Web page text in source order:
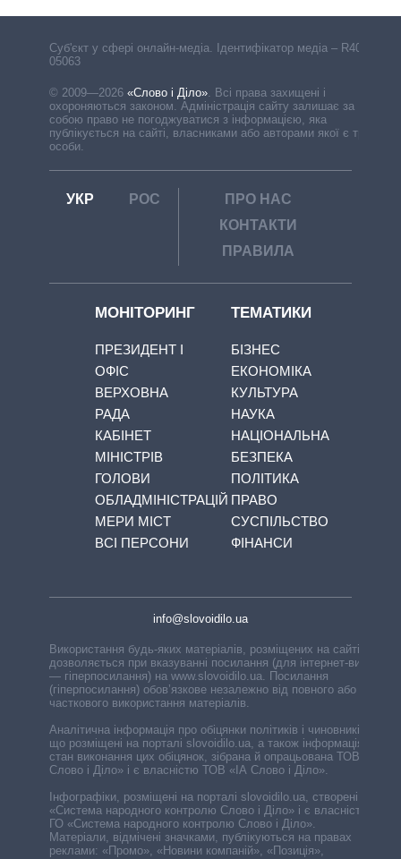
Cуб'єкт у сфері онлайн-медіа. Ідентифікатор медіа – R40-
05063
© 2009—2026 «Слово і Діло» Всі права захищені і
охороняються законом. Адміністрація сайту залишає за
собою право не погоджуватися з інформацією, яка
публікується на сайті, власниками або авторами якої є треті
особи.
УКР РОС
ПРО НАС
КОНТАКТИ
ПРАВИЛА
МОНІТОРИНГ
ПРЕЗИДЕНТ І
ОФІС
ВЕРХОВНА
РАДА
КАБІНЕТ
МІНІСТРІВ
ГОЛОВИ
ОБЛАДМІНІСТРАЦІЙ
МЕРИ МІСТ
ВСІ ПЕРСОНИ
ТЕМАТИКИ
БІЗНЕС
ЕКОНОМІКА
КУЛЬТУРА
НАУКА
НАЦІОНАЛЬНА
БЕЗПЕКА
ПОЛІТИКА
ПРАВО
СУСПІЛЬСТВО
ФІНАНСИ
info@slovoidilo.ua
Використання будь-яких матеріалів, розміщених на сайті,
дозволяється при вказуванні посилання (для інтернет-видань
— гіперпосилання) на www.slovoidilo.ua. Посилання
(гіперпосилання) обов’язкове незалежно від повного або
часткового використання матеріалів.
Аналітична інформація про обіцянки політиків і чиновників,
що розміщені на порталі slovoidilo.ua, а також інформація про
стан виконання цих обіцянок, зібрана й опрацьована ТОВ «ІА
Слово і Діло» і є власністю ТОВ «ІА Слово і Діло».
Інфографіки, розміщені на порталі slovoidilo.ua, створені ГО
«Система народного контролю Слово і Діло» і є власністю
ГО «Система народного контролю Слово і Діло».
Матеріали, відмічені значками, публікуються на правах
реклами: «Промо», «Новини компаній», «Позиція»,